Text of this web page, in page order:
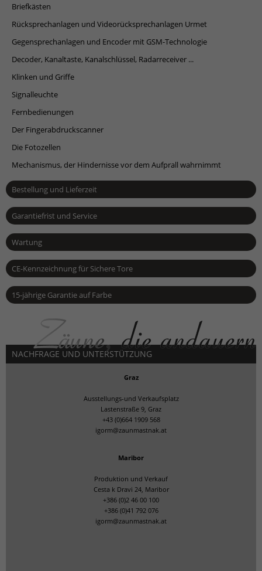
Briefkästen
Rücksprechanlagen und Videorücksprechanlagen Urmet
Gegensprechanlagen und Encoder mit GSM-Technologie
Decoder, Kanaltaste, Kanalschlüssel, Radarreceiver ...
Klinken und Griffe
Signalleuchte
Fernbedienungen
Der Fingerabdruckscanner
Die Fotozellen
Mechanismus, der Hindernisse vor dem Aufprall wahrnimmt
Bestellung und Lieferzeit
Garantiefrist und Service
Wartung
CE-Kennzeichnung für Sichere Tore
15-jährige Garantie auf Farbe
NACHFRAGE UND UNTERSTÜTZUNG
Graz
Ausstellungs-und Verkaufsplatz
Lastenstraße 9, Graz
+43 (0)664 1909 568
igorm@zaunmastnak.at
Maribor
Produktion und Verkauf
Cesta k Dravi 24, Maribor
+386 (0)2 46 00 100
+386 (0)41 792 076
igorm@zaunmastnak.at